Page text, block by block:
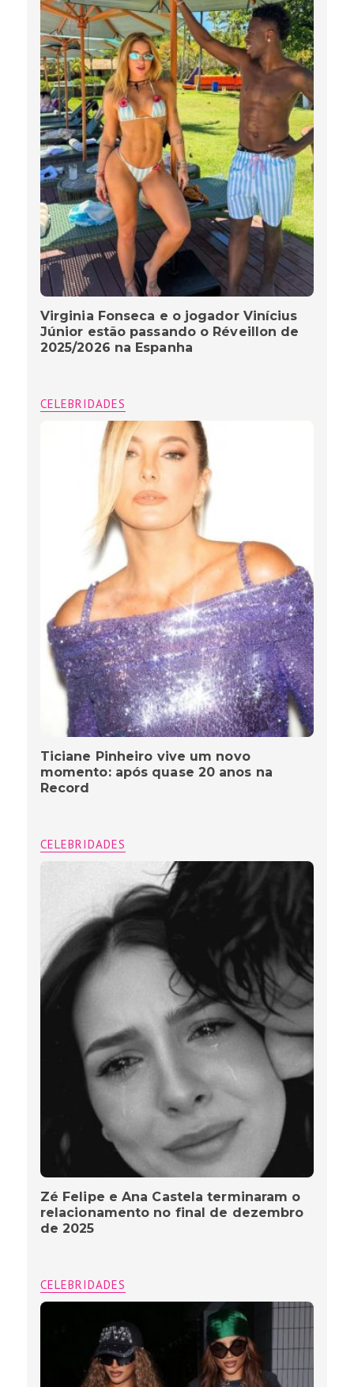
Virginia Fonseca e o jogador Vinícius
Júnior estão passando o Réveillon de
2025/2026 na Espanha
CELEBRIDADES
Ticiane Pinheiro vive um novo
momento: após quase 20 anos na
Record
CELEBRIDADES
Zé Felipe e Ana Castela terminaram o
relacionamento no final de dezembro
de 2025
CELEBRIDADES